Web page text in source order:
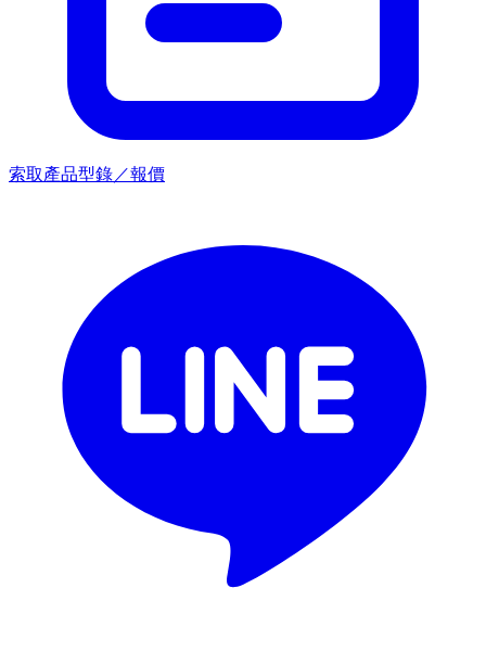
索取產品型錄／報價